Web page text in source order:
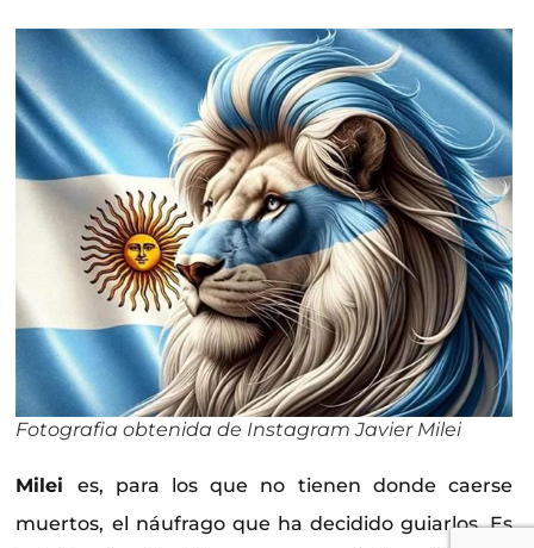
Fotografia obtenida de Instagram Javier Milei
Milei es, para los que no tienen donde caerse
muertos, el náufrago que ha decidido guiarlos. Es